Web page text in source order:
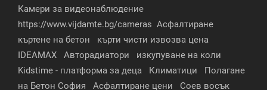
Камери за видеонаблюдение
https://www.vijdamte.bg/cameras Асфалтиране
къртене на бетон
кърти чисти извозва цена
IDEAMAX
Авторадиатори
изкупуване на коли
Kidstime - платформа за деца
Климатици
Полагане
на Бетон София
Асфалтиране цени Соев восък